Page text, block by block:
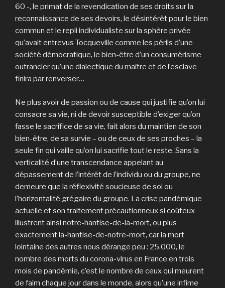
60 -, le primat de la revendication de ses droits sur la
reconnaissance de ses devoirs, le désintérêt pour le bien
commun et le repli individualiste sur la sphère privée
qu’avait entrevus Tocqueville comme les périls d’une
société démocratique, le bien-être d’un consumérisme
outrancier qu’une dialectique du maître et de l’esclave
finira par renverser…
Ne plus avoir de passion ou de cause qui justifie qu’on lui
consacre sa vie, ni de devoir susceptible d’exiger qu’on
fasse le sacrifice de sa vie, fait alors du maintien de son
bien-être, de sa survie – ou de ceux de ses proches – la
seule fin qui vaille qu’on lui sacrifie tout le reste. Sans la
verticalité d’une transcendance appelant au
dépassement de l’intérêt de l’individu ou du groupe, ne
demeure que la réflexivité soucieuse de soi ou
l’horizontalité grégaire du groupe. La crise pandémique
actuelle et son traitement précautionneux si coûteux
illustrent ainsi notre-hantise-de-la-mort, ou plus
exactement la-hantise-de-notre-mort, car la mort
lointaine des autres nous dérange peu : 25.000, le
nombre des morts du corona-virus en France en trois
mois de pandémie, c’est le nombre de ceux qui meurent
de faim chaque jour dans le monde, alors qu’une infime